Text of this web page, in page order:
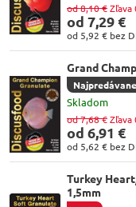
od 7,29 €
od 5,92 € bez
od 8,10 €Zľava
Grand
Skladom
od 6,91 €
od 5,62 € bez
od 7,68 €Zľava
Turkey
1,5mm